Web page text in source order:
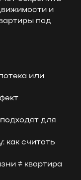
и
под
или
для
как считать
≠ квартира